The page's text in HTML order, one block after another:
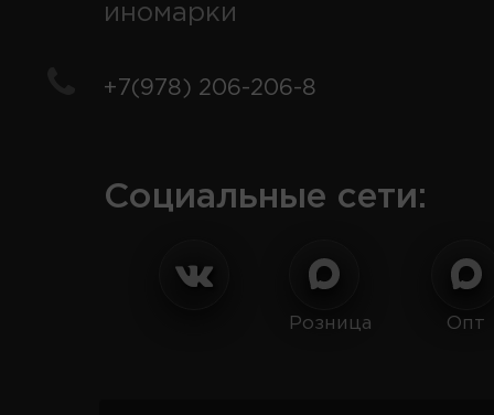
иномарки
+7(978) 206-206-8
Социальные сети:
Розница Опт